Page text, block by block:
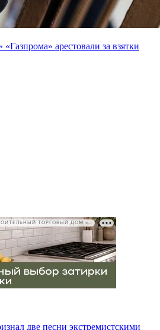
арестовали за взятки
РЕКЛАМА • ООО СТРОИТЕЛЬНЫЙ ТОРГОВЫЙ ДОМ «ПЕТРОВИЧ», ИНН 7802348846
две песни экстремистскими